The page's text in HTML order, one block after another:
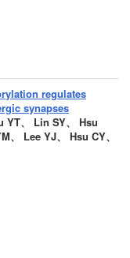
regulates
synapses
YT、 Lin SY、 Hsu
、 Lee YJ、 Hsu CY、